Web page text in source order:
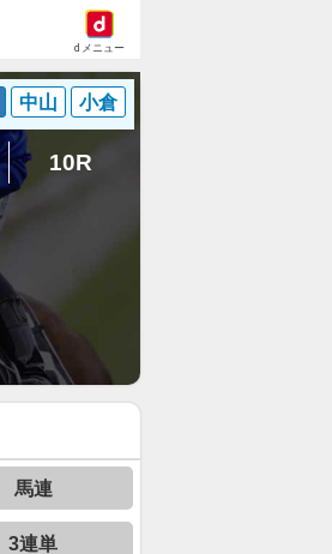
dメニュー
中山 小倉
10R
馬連
3連単